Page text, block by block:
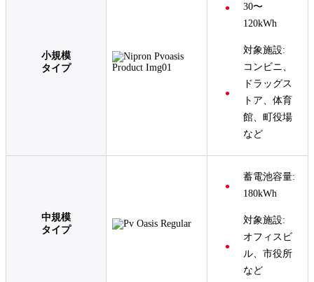
小規模
タイプ
30〜
120kWh
対象施設:
コンビニ、
ドラッグス
トア、体育
館、町役場
など
中規模
タイプ
蓄電池容量:
180kWh
対象施設:
オフィスビ
ル、市役所
など